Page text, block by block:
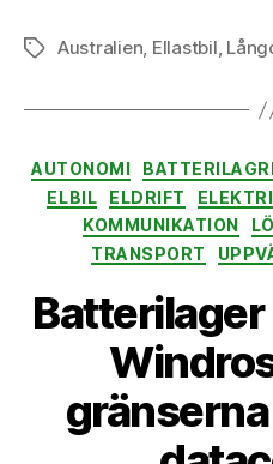
EtiketterAustralien, Ellastbil,
AUTONOMI
ELBIL
ELDRIFT
KOMMUNIKATION
TRANSPORT